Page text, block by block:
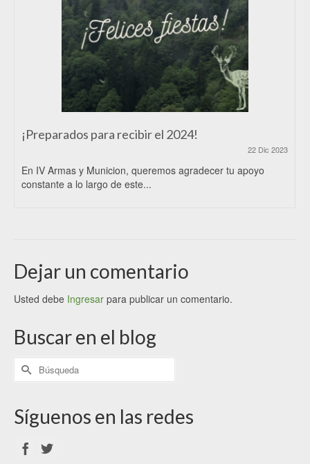
¡Preparados para recibir el 2024!
22 Dic 2023
En IV Armas y Municion, queremos agradecer tu apoyo
constante a lo largo de este...
Dejar un comentario
Usted debe Ingresar para publicar un comentario.
Buscar en el blog
Síguenos en las redes